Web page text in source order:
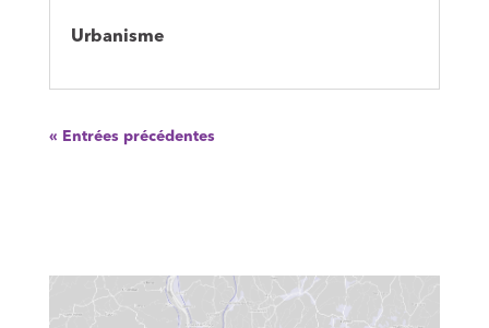
Urbanisme
« Entrées précédentes